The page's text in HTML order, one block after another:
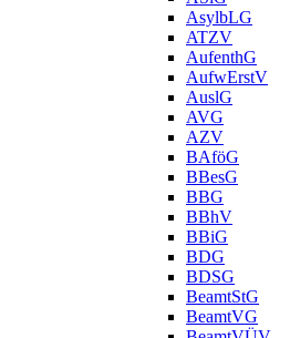
AsylbLG
ATZV
AufenthG
AufwErstV
AuslG
AVG
AZV
BAföG
BBesG
BBG
BBhV
BBiG
BDG
BDSG
BeamtStG
BeamtVG